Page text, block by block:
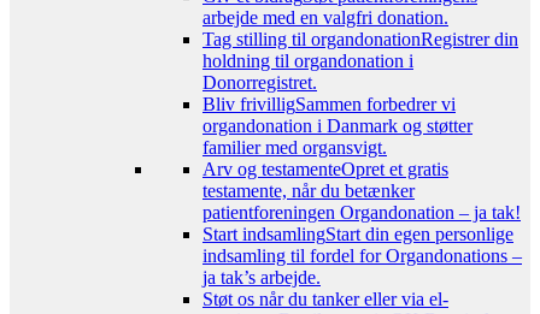
arbejde med en valgfri donation.
Tag stilling til organdonationRegistrer din
holdning til organdonation i
Donorregistret.
Bliv frivilligSammen forbedrer vi
organdonation i Danmark og støtter
familier med organsvigt.
Arv og testamenteOpret et gratis
testamente, når du betænker
patientforeningen Organdonation – ja tak!
Start indsamlingStart din egen personlige
indsamling til fordel for Organdonations –
ja tak’s arbejde.
Støt os når du tanker eller via el-